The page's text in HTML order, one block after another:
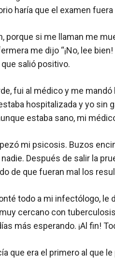
haría que el examen
porque si me llaman me
me dijo “¡No, lee
salió positivo.
fui al médico y me
hospitalizada y yo sin
estaba sano, mi
mi psicosis. Buzos
Después de salir la
de que fueran mal los
todo a mi infectólogo,
cercano con
más esperando. ¡Al fin!
que era el primero al que